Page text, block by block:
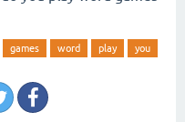
you
play
word
games